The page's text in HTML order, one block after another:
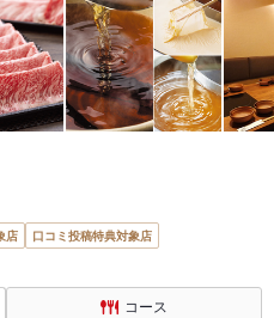
店
口コミ投稿特典対象店
コース